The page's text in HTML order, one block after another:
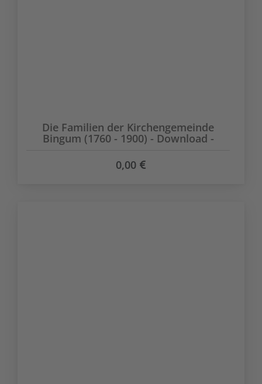
Die Familien der Kirchengemeinde
Bingum (1760 - 1900) - Download -
0,00